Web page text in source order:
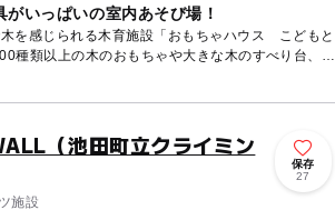
がいっぱいの室内あそび場！
を感じられる木育施設「おもちゃハウス こどもと
種類以上の木のおもちゃや大きな木のすべり台、木
（池田町立クライミン
施設
保存
27